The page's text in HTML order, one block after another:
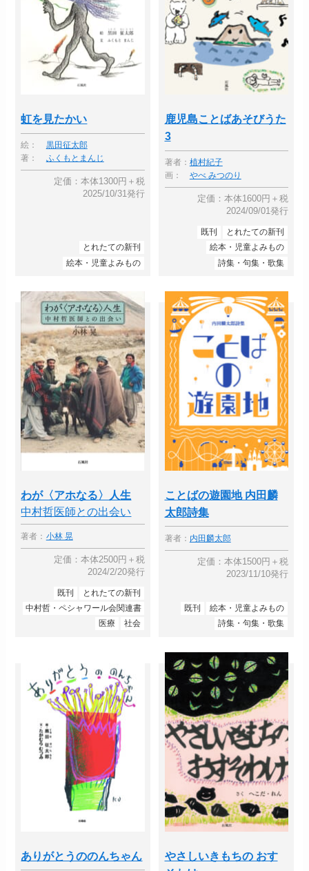
虹を見たかい
絵：
黒田征太郎
著：
ふくもとまんじ
定価：本体1300円＋税
2025/10/31発行
とれたての新刊
絵本・児童よみもの
鹿児島ことばあそびうた
3
著者： 植村紀子
画：
やべ みつのり
定価：本体1600円＋税
2024/09/01発行
既刊
とれたての新刊
絵本・児童よみもの
詩集・句集・歌集
わが〈アホなる〉人生
中村哲医師との出会い
著者： 小林 晃
定価：本体2500円＋税
2024/2/20発行
既刊
とれたての新刊
中村哲・ペシャワール会関連書
医療
社会
ことばの遊園地 内田麟
太郎詩集
著者： 内田麟太郎
定価：本体1500円＋税
2023/11/10発行
既刊
絵本・児童よみもの
詩集・句集・歌集
ありがとうののんちゃん
やさしいきもちの おす